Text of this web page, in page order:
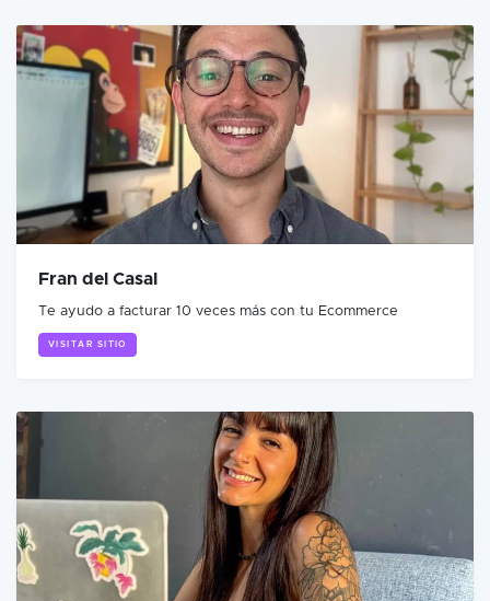
Fran del Casal
Te ayudo a facturar 10 veces más con tu Ecommerce
VISITAR SITIO